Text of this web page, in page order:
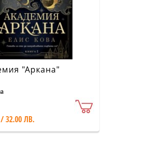
"Аркана"
32.00 ЛВ.